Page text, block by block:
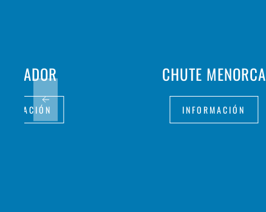
CHUTE MENORCA
INFORMACIÓN